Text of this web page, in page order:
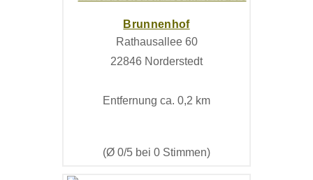
Brunnenhof
Rathausallee 60
22846 Norderstedt
Entfernung ca. 0,2 km
(Ø 0/5 bei 0 Stimmen)